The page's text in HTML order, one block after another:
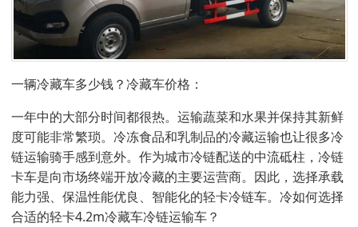
一辆冷藏车多少钱？冷藏车价格：
一年中的大部分时间都很热。运输蔬菜和水果并保持其新鲜
度可能非常繁琐。冷冻食品和乳制品的冷藏运输也让很多冷
链运输骑手感到意外。作为城市冷链配送的中流砥柱，冷链
卡车是向市场终端开放冷藏的主要运营商。因此，选择承载
能力强、保温性能优良、智能化的轻卡冷链车。冷如何选择
合适的轻卡4.2m冷藏车冷链运输车？